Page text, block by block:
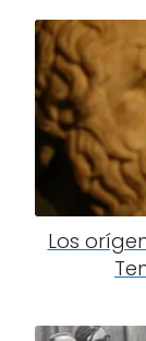
Los